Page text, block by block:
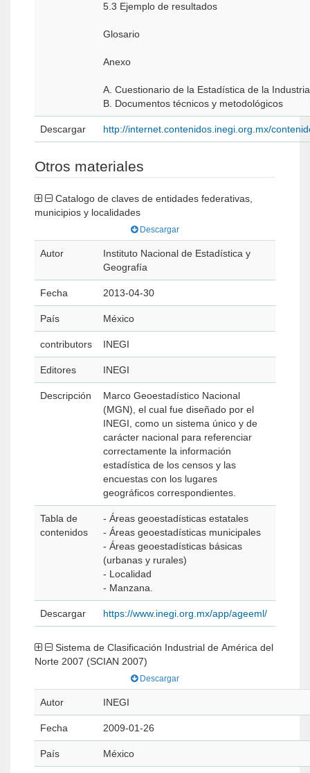
5.3 Ejemplo de resultados
Glosario
Anexo
A. Cuestionario de la Estadística de la
B. Documentos técnicos y metodológicos
Descargar http://internet.contenidos.inegi.org.mx/
Otros materiales
municipios y localidades
Descargar
Autor
Instituto Nacional de Estadística y
Geografía
Fecha 2013-04-30
País México
contributors INEGI
Editores INEGI
Descripción
Marco Geoestadístico Nacional
(MGN), el cual fue diseñado por el
INEGI, como un sistema único y de
carácter nacional para referenciar
correctamente la información
estadística de los censos y las
encuestas con los lugares
geográficos correspondientes.
Tabla de
contenidos
- Áreas geoestadísticas estatales
- Áreas geoestadísticas municipales
- Áreas geoestadísticas básicas
(urbanas y rurales)
- Localidad
- Manzana.
Descargar https://www.inegi.org.mx/app/ageeml/
Norte 2007 (SCIAN 2007)
Descargar
Autor INEGI
Fecha 2009-01-26
País México